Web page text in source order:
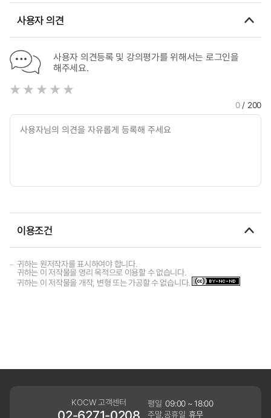
사용자 의견
사용자 의견등록 및 강의평가를 위해서는 로그인을
해주세요.
0/ 200
이용조건
귀하는 원저작자를 표시하여야 합니다.
귀하는 이 저작물을 영리 목적으로 이용할 수 없습니다.
귀하는 이 저작물을 개작, 변형 또는 가공할 수 없습니다.
KOCW 고객센터 평일 09:00 ~ 18:00
주말,공휴일 휴무